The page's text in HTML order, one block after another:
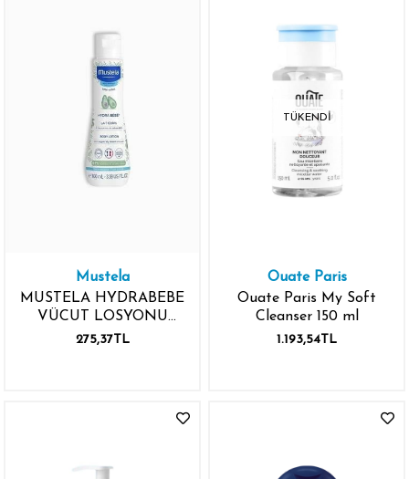
Mustela
MUSTELA HYDRABEBE
VÜCUT LOSYONU
100ML
275,37TL
TÜKENDI
Ouate Paris
Ouate Paris My Soft
Cleanser 150 ml
1.193,54TL